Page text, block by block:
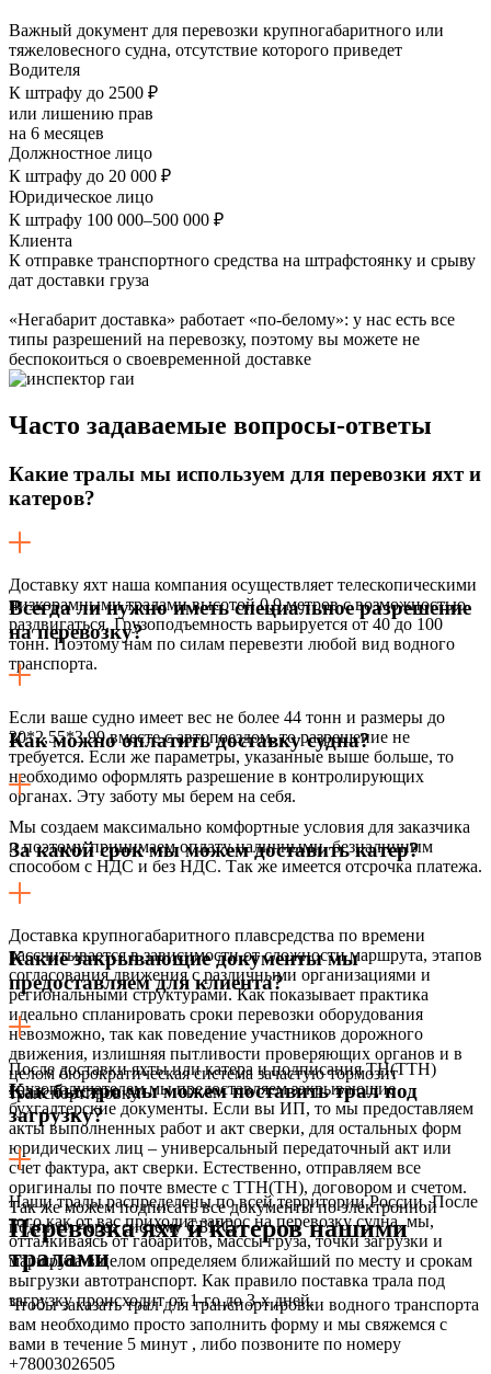
Важный документ для перевозки крупногабаритного или
тяжеловесного судна, отсутствие которого приведет
Водителя
К штрафу до 2500 ₽
или лишению прав
на 6 месяцев
Должностное лицо
К штрафу до 20 000 ₽
Юридическое лицо
К штрафу 100 000–500 000 ₽
Клиента
К отправке транспортного средства на штрафстоянку и срыву
дат доставки груза
«Негабарит доставка» работает «по-белому»: у нас есть все
типы разрешений на перевозку, поэтому вы можете не
беспокоиться о своевременной доставке
Часто задаваемые вопросы-ответы
Какие тралы мы используем для перевозки яхт и
катеров?
Доставку яхт наша компания осуществляет телескопическими
низкорамными тралами высотой 0,9 метров с возможностью
раздвигаться. Грузоподъемность варьируется от 40 до 100
тонн. Поэтому нам по силам перевезти любой вид водного
транспорта.
Всегда ли нужно иметь специальное разрешение
на перевозку?
Если ваше судно имеет вес не более 44 тонн и размеры до
20*2,55*3,99 вместе с автопоездом, то разрешение не
требуется. Если же параметры, указанные выше больше, то
необходимо оформлять разрешение в контролирующих
органах. Эту заботу мы берем на себя.
Как можно оплатить доставку судна?
Мы создаем максимально комфортные условия для заказчика
и поэтому принимаем оплату наличными, безналичным
способом с НДС и без НДС. Так же имеется отсрочка платежа.
За какой срок мы можем доставить катер?
Доставка крупногабаритного плавсредства по времени
рассчитывается в зависимости от сложности маршрута, этапов
согласования движения с различными организациями и
региональными структурами. Как показывает практика
идеально спланировать сроки перевозки оборудования
невозможно, так как поведение участников дорожного
движения, излишняя пытливости проверяющих органов и в
целом бюрократическая система зачастую тормозит
транспортировку.
Какие закрывающие документы мы
предоставляем для клиента?
После доставки яхты или катера и подписания ТН(ТТН)
грузополучателем мы предоставляем закрывающие
бухгалтерские документы. Если вы ИП, то мы предоставляем
акты выполненных работ и акт сверки, для остальных форм
юридических лиц – универсальный передаточный акт или
счет фактура, акт сверки. Естественно, отправляем все
оригиналы по почте вместе с ТТН(ТН), договором и счетом.
Так же можем подписать все документы по электронной
подписи через систему СБИС.
Как быстро мы можем поставить трал под
загрузку?
Наши тралы распределены по всей территории России. После
того как от вас приходит запрос на перевозку судна, мы,
отталкиваясь от габаритов, массы груза, точки загрузки и
маршрута в целом определяем ближайший по месту и срокам
выгрузки автотранспорт. Как правило поставка трала под
загрузку происходит от 1-го до 3-х дней.
Перевозка яхт и катеров нашими
тралами
Чтобы заказать трал для транспортировки водного транспорта
вам необходимо просто заполнить форму и мы свяжемся с
вами в течение 5 минут , либо позвоните по номеру
+78003026505